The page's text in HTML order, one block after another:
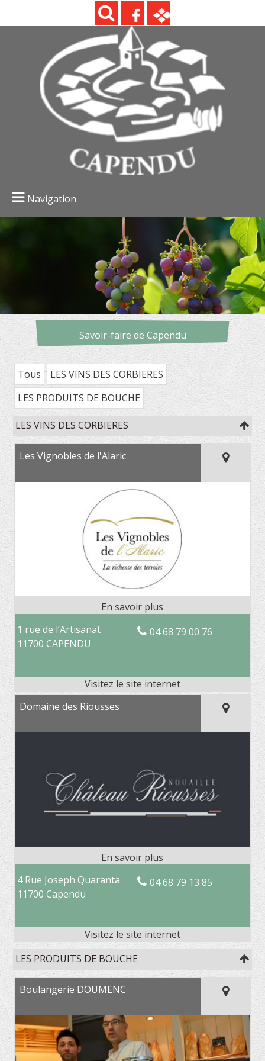
Navigation
Savoir-faire de Capendu
Tous
LES VINS DES CORBIERES
LES PRODUITS DE BOUCHE
LES VINS DES CORBIERES
Les Vignobles de l'Alaric
1 rue de l’Artisanat
11700 CAPENDU
04 68 79 00 76
Domaine des Riousses
4 Rue Joseph Quaranta
11700 Capendu
04 68 79 13 85
LES PRODUITS DE BOUCHE
Boulangerie DOUMENC